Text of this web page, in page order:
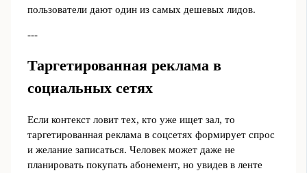
пользователи дают один из самых дешевых лидов.
---
Таргетированная реклама в
социальных сетях
Если контекст ловит тех, кто уже ищет зал, то
таргетированная реклама в соцсетях формирует спрос
и желание записаться. Человек может даже не
планировать покупать абонемент, но увидев в ленте